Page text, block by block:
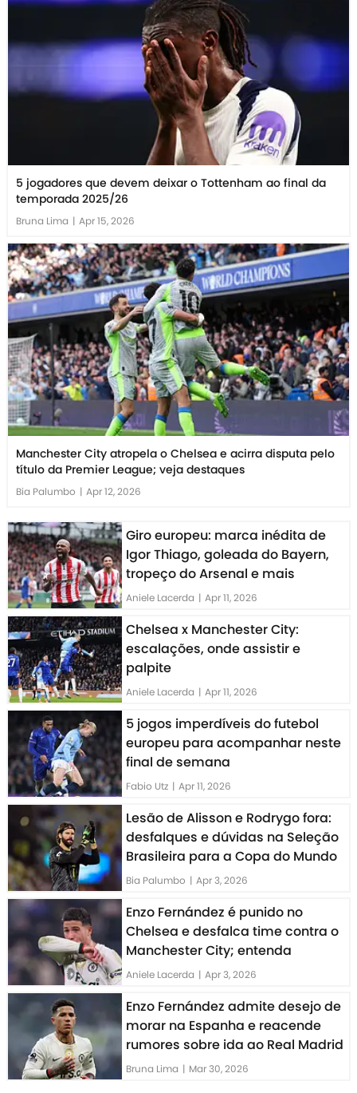
5 jogadores que devem deixar o Tottenham ao final da
temporada 2025/26
Bruna Lima | Apr 15, 2026
Manchester City atropela o Chelsea e acirra disputa pelo
título da Premier League; veja destaques
Bia Palumbo | Apr 12, 2026
Giro europeu: marca inédita de
Igor Thiago, goleada do Bayern,
tropeço do Arsenal e mais
Aniele Lacerda | Apr 11, 2026
Chelsea x Manchester City:
escalações, onde assistir e
palpite
Aniele Lacerda | Apr 11, 2026
5 jogos imperdíveis do futebol
europeu para acompanhar neste
final de semana
Fabio Utz | Apr 11, 2026
Lesão de Alisson e Rodrygo fora:
desfalques e dúvidas na Seleção
Brasileira para a Copa do Mundo
Bia Palumbo | Apr 3, 2026
Enzo Fernández é punido no
Chelsea e desfalca time contra o
Manchester City; entenda
Aniele Lacerda | Apr 3, 2026
Enzo Fernández admite desejo de
morar na Espanha e reacende
rumores sobre ida ao Real Madrid
Bruna Lima | Mar 30, 2026